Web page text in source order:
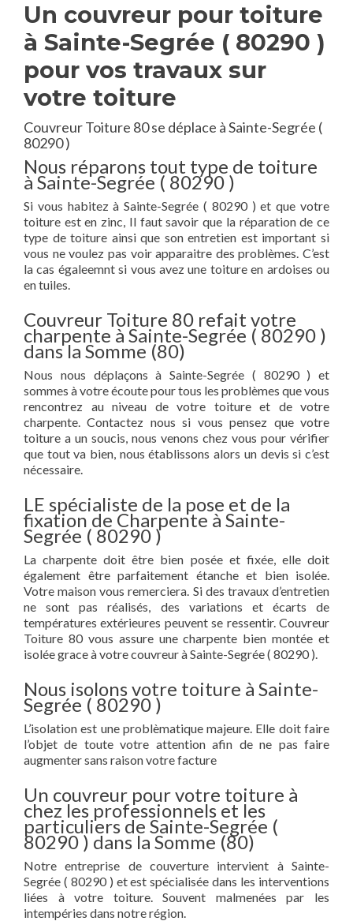
Un couvreur pour toiture
à Sainte-Segrée ( 80290 )
pour vos travaux sur
votre toiture
Couvreur Toiture 80 se déplace à Sainte-Segrée (
80290 )
Nous réparons tout type de toiture
à Sainte-Segrée ( 80290 )
Si vous habitez à Sainte-Segrée ( 80290 ) et que votre
toiture est en zinc, Il faut savoir que la réparation de ce
type de toiture ainsi que son entretien est important si
vous ne voulez pas voir apparaitre des problèmes. C’est
la cas égaleemnt si vous avez une toiture en ardoises ou
en tuiles.
Couvreur Toiture 80 refait votre
charpente à Sainte-Segrée ( 80290 )
dans la Somme (80)
Nous nous déplaçons à Sainte-Segrée ( 80290 ) et
sommes à votre écoute pour tous les problèmes que vous
rencontrez au niveau de votre toiture et de votre
charpente. Contactez nous si vous pensez que votre
toiture a un soucis, nous venons chez vous pour vérifier
que tout va bien, nous établissons alors un devis si c’est
nécessaire.
LE spécialiste de la pose et de la
fixation de Charpente à Sainte-
Segrée ( 80290 )
La charpente doit être bien posée et fixée, elle doit
également être parfaitement étanche et bien isolée.
Votre maison vous remerciera. Si des travaux d’entretien
ne sont pas réalisés, des variations et écarts de
températures extérieures peuvent se ressentir. Couvreur
Toiture 80 vous assure une charpente bien montée et
isolée grace à votre couvreur à Sainte-Segrée ( 80290 ).
Nous isolons votre toiture à Sainte-
Segrée ( 80290 )
L’isolation est une problèmatique majeure. Elle doit faire
l’objet de toute votre attention afin de ne pas faire
augmenter sans raison votre facture
Un couvreur pour votre toiture à
chez les professionnels et les
particuliers de Sainte-Segrée (
80290 ) dans la Somme (80)
Notre entreprise de couverture intervient à Sainte-
Segrée ( 80290 ) et est spécialisée dans les interventions
liées à votre toiture. Souvent malmenées par les
intempéries dans notre région.